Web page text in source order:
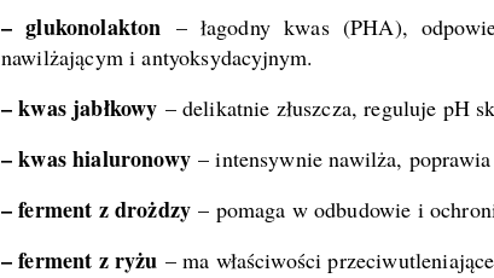
– glukonolakton – łagodny kwas (PHA),
nawilżającym i antyoksydacyjnym.
– kwas jabłkowy – delikatnie złuszcza, reguluje pH
– kwas hialuronowy– intensywnie nawilża,
– ferment z drożdzy – pomaga w odbudowie i
– ferment z ryżu – ma właściwości